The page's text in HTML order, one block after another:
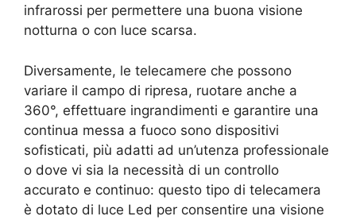
infrarossi per permettere una buona visione
notturna o con luce scarsa.
Diversamente, le telecamere che possono
variare il campo di ripresa, ruotare anche a
360°, effettuare ingrandimenti e garantire una
continua messa a fuoco sono dispositivi
sofisticati, più adatti ad un’utenza professionale
o dove vi sia la necessità di un controllo
accurato e continuo: questo tipo di telecamera
è dotato di luce Led per consentire una visione